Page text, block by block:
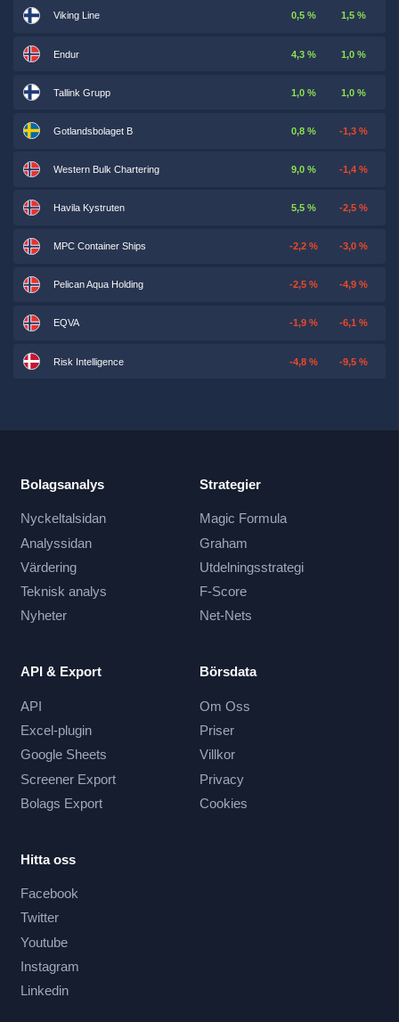
Viking Line 0,5 % 1,5 %
Endur 4,3 % 1,0 %
Tallink Grupp 1,0 % 1,0 %
Gotlandsbolaget B 0,8 % -1,3 %
Western Bulk Chartering 9,0 % -1,4 %
Havila Kystruten 5,5 % -2,5 %
MPC Container Ships -2,2 % -3,0 %
Pelican Aqua Holding -2,5 % -4,9 %
EQVA -1,9 % -6,1 %
Risk Intelligence -4,8 % -9,5 %
Bolagsanalys
Nyckeltalsidan
Analyssidan
Värdering
Teknisk analys
Nyheter
Strategier
Magic Formula
Graham
Utdelningsstrategi
F-Score
Net-Nets
API & Export
API
Excel-plugin
Google Sheets
Screener Export
Bolags Export
Börsdata
Om Oss
Priser
Villkor
Privacy
Cookies
Hitta oss
Facebook
Twitter
Youtube
Instagram
Linkedin